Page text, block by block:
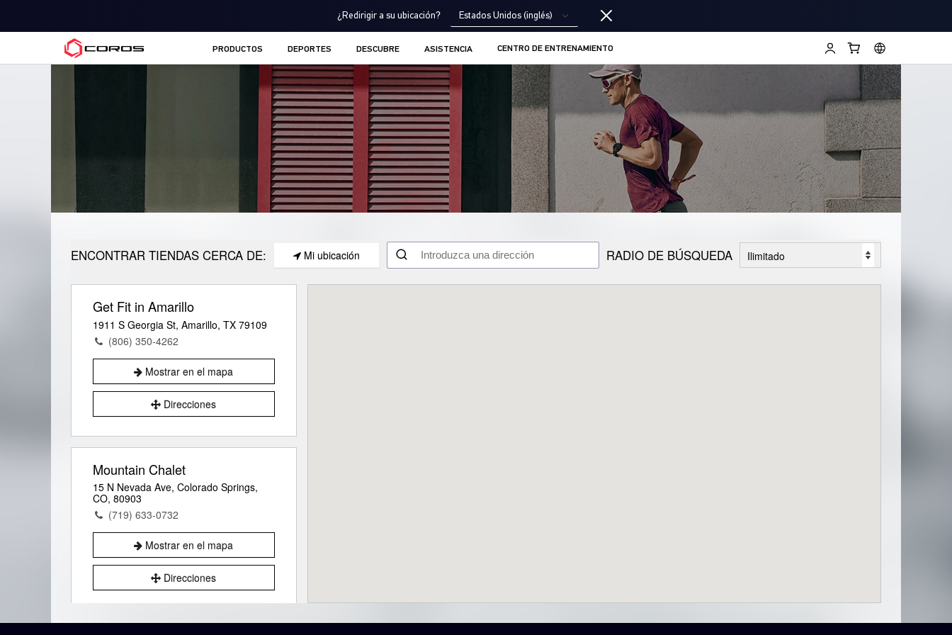
¿Redirigir a su ubicación? Estados Unidos (inglés)
COROS ES
PRODUCTOS DEPORTES DESCUBRE ASISTENCIA CENTRO DE ENTRENAMIENTO
ENCONTRAR TIENDAS CERCA DE: Mi ubicación RADIO DE BÚSQUEDA
Get Fit in Amarillo
1911 S Georgia St, Amarillo, TX 79109
(806) 350-4262
Mostrar en el mapa
Direcciones
Mountain Chalet
15 N Nevada Ave, Colorado Springs,
CO, 80903
(719) 633-0732
Mostrar en el mapa
Direcciones